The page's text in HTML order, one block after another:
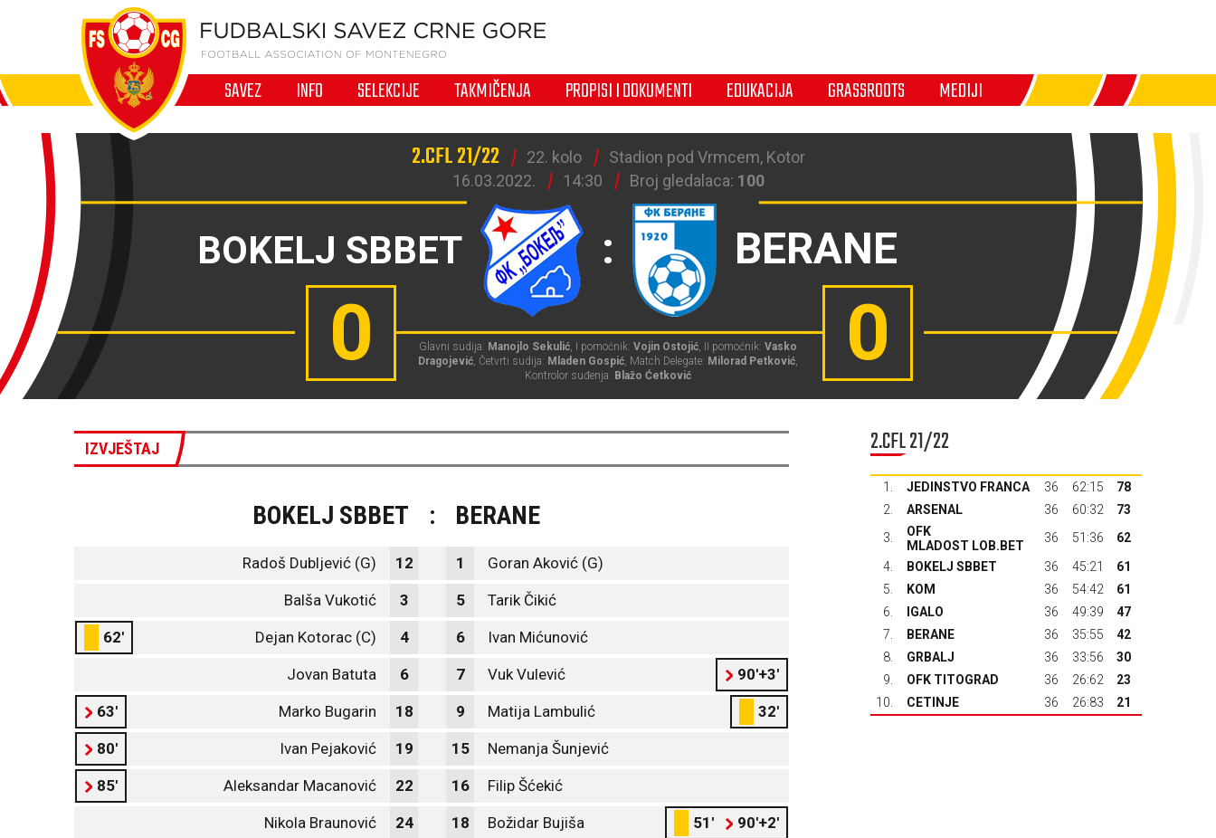
SAVEZ INFO SELEKCIJE TAKMIČENJA PROPISI I DOKUMENTI EDUKACIJA GRASSROOTS MEDIJI
2.CFL 21/22 22. kolo
Stadion pod Vrmcem, Kotor
16.03.2022.
14:30 Broj gledalaca: 100
BOKELJ SBBET : BERANE
0 0
Glavni sudija: Manojlo Sekulić, I pomoćnik: Vojin Ostojić, II pomoćnik: Vasko
Dragojević, Četvrti sudija: Mladen Gospić, Match Delegate: Milorad Petković,
Kontrolor suđenja: Blažo Ćetković
IZVJEŠTAJ
BOKELJ SBBET : BERANE
Radoš Dubljević (G) 12 1 Goran Aković (G)
Balša Vukotić 3 5 Tarik Čikić
62' Dejan Kotorac (C) 4 6 Ivan Mićunović
Jovan Batuta 6 7 Vuk Vulević 90'+3'
63' Marko Bugarin 18 9 Matija Lambulić 32'
80' Ivan Pejaković 19 15 Nemanja Šunjević
85' Aleksandar Macanović 22 16 Filip Šćekić
Nikola Braunović 24 18 Božidar Bujiša 51' 90'+2'
2.CFL 21/22
1. JEDINSTVO FRANCA 36 62:15
78
2.
ARSENAL 36 60:32
73
3.
OFK
MLADOST LOB.BET
36 51:36
62
4.
BOKELJ SBBET 36 45:21
61
5.
KOM 36 54:42
61
6.
IGALO 36 49:39
47
7.
BERANE 36 35:55
42
8.
GRBALJ 36 33:56
30
9.
OFK TITOGRAD 36 26:62
23
10.
CETINJE 36 26:83 21